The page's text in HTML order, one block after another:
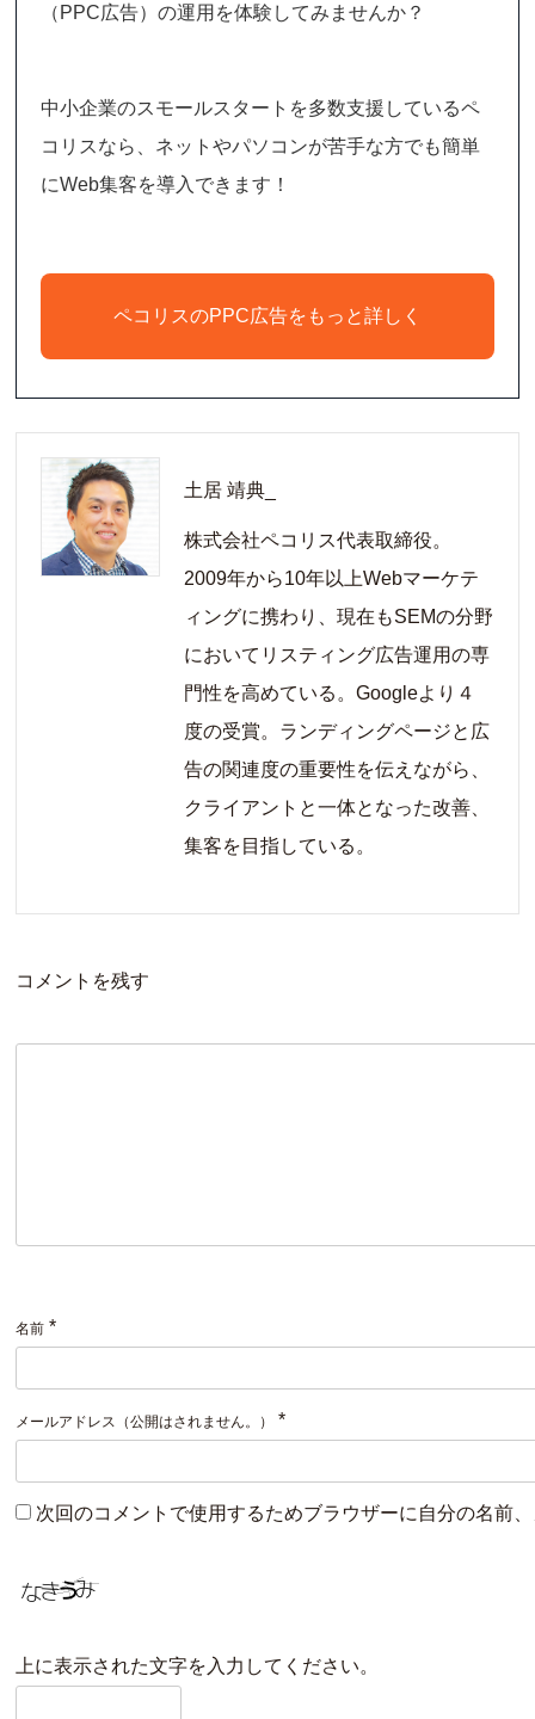
（PPC広告）の運用を体験してみませんか？
中小企業のスモールスタートを多数支援しているペ
コリスなら、ネットやパソコンが苦手な方でも簡単
にWeb集客を導入できます！
ペコリスのPPC広告をもっと詳しく
土居 靖典_
株式会社ペコリス代表取締役。
2009年から10年以上Webマーケテ
ィングに携わり、現在もSEMの分野
においてリスティング広告運用の専
門性を高めている。Googleより４
度の受賞。ランディングページと広
告の関連度の重要性を伝えながら、
クライアントと一体となった改善、
集客を目指している。
コメントを残す
名前 *
メールアドレス（公開はされません。） *
次回のコメントで使用するためブラウザーに自分の名前
上に表示された文字を入力してください。